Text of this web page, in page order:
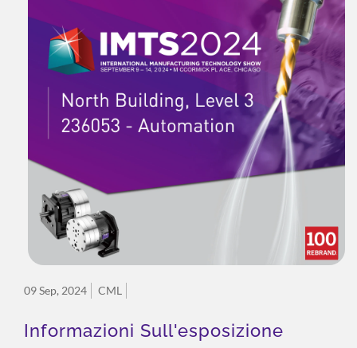
09 Sep, 2024 CML
Informazioni Sull'esposizione